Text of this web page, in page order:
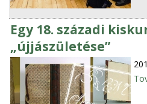
Egy 18. századi
„újjászületése”